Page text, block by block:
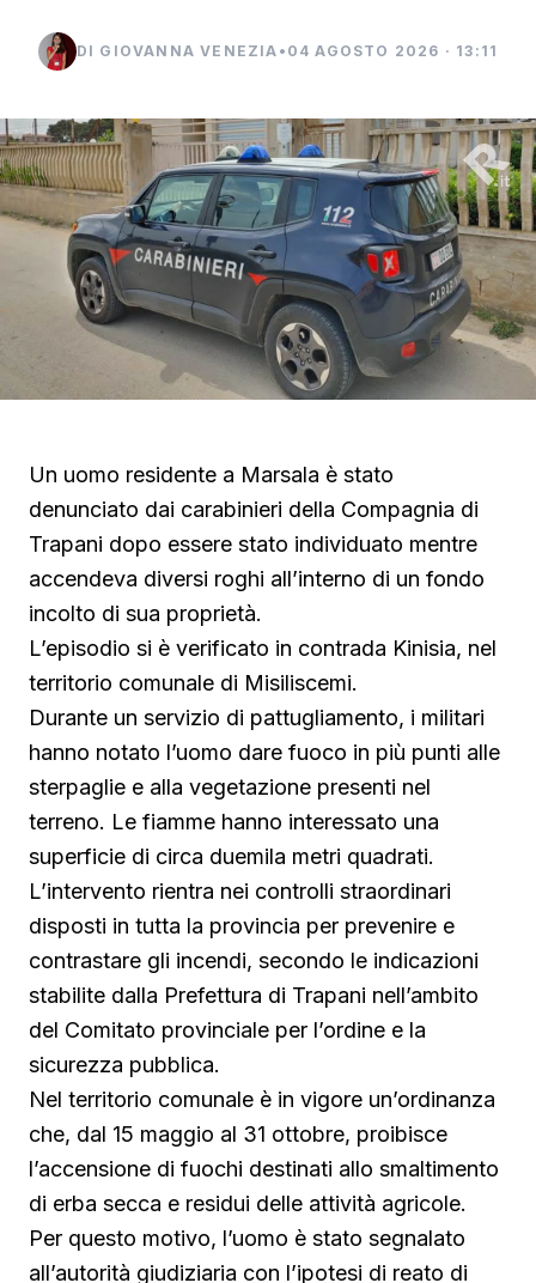
DI GIOVANNA VENEZIA • 04 AGOSTO 2026 · 13:11
Un uomo residente a Marsala è stato
denunciato dai carabinieri della Compagnia di
Trapani dopo essere stato individuato mentre
accendeva diversi roghi all’interno di un fondo
incolto di sua proprietà.
L’episodio si è verificato in contrada Kinisia, nel
territorio comunale di Misiliscemi.
Durante un servizio di pattugliamento, i militari
hanno notato l’uomo dare fuoco in più punti alle
sterpaglie e alla vegetazione presenti nel
terreno. Le fiamme hanno interessato una
superficie di circa duemila metri quadrati.
L’intervento rientra nei controlli straordinari
disposti in tutta la provincia per prevenire e
contrastare gli incendi, secondo le indicazioni
stabilite dalla Prefettura di Trapani nell’ambito
del Comitato provinciale per l’ordine e la
sicurezza pubblica.
Nel territorio comunale è in vigore un’ordinanza
che, dal 15 maggio al 31 ottobre, proibisce
l’accensione di fuochi destinati allo smaltimento
di erba secca e residui delle attività agricole.
Per questo motivo, l’uomo è stato segnalato
all’autorità giudiziaria con l’ipotesi di reato di